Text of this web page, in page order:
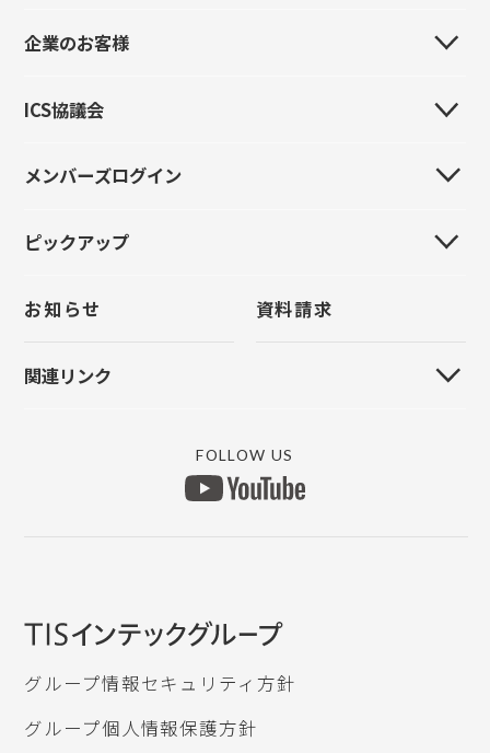
事業所・販売代理店・関連会社
イベント情報
導入事例
はじめてのお客様
製品紹介
導入事例
お問い合わせ
企業のお客様
はじめてのお客様
製品紹介
導入事例
お問い合わせ
ICS協議会
全国ICS協議会
全国大会
メンバーズログイン
新規登録
パスワードをお忘れの方
ピックアップ
クラウド管理
上手くんα
原票モバイル
銀行データ取り込み
ICSデジタルポスト
お知らせ
関連リンク
上手くんαWEBサイト
資料請求
FOLLOW US
グループ情報セキュリティ方針
グループ個人情報保護方針